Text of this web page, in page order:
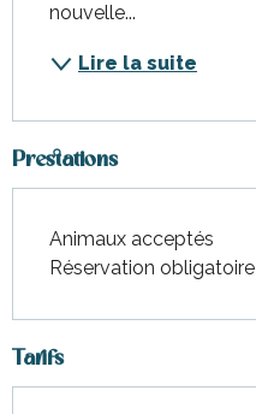
nouvelle...
Lire la suite
Prestations
Animaux acceptés
Réservation obligatoire
Tarifs